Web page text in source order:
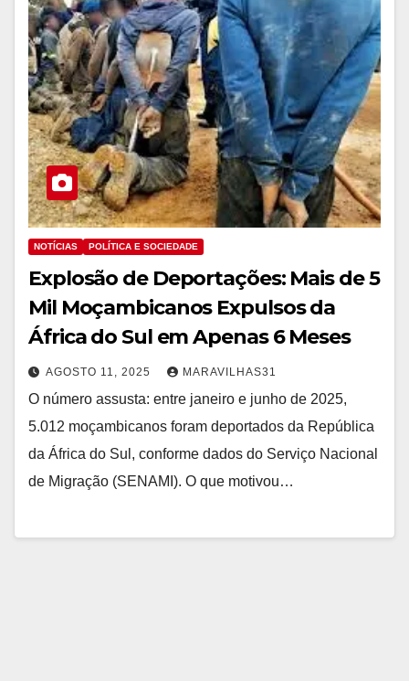
NOTÍCIAS POLÍTICA E SOCIEDADE
Explosão de Deportações: Mais de 5
Mil Moçambicanos Expulsos da
África do Sul em Apenas 6 Meses
AGOSTO 11, 2025 MARAVILHAS31
O número assusta: entre janeiro e junho de 2025,
5.012 moçambicanos foram deportados da República
da África do Sul, conforme dados do Serviço Nacional
de Migração (SENAMI). O que motivou…